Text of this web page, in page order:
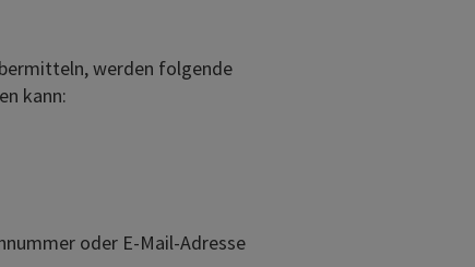
werden folgende
kann:
oder E-Mail-Adresse